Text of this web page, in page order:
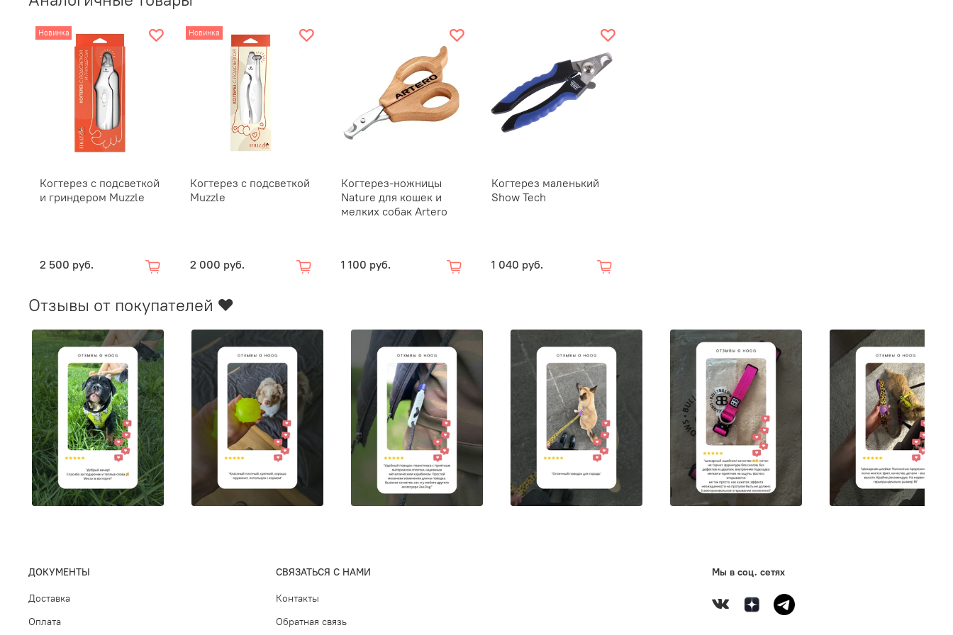
После стрижки когтей, используйте пилку для окончательной
обработки.
остановилось через 2 минуты, обратитесь к ветеринарному
Размеры: 30 х 13 х 3 см
«Transgroom», которая на сегодняшний день является одним из
ведущих производителей профессиональных товаров для ухода
за домашними животными. Show Tech - это расчески и щетки
для груминга, средства гигиенического ухода и
профессиональная косметика для шерсти, специальные
средства для подготовки питомцев к выставке, аксессуары для
груминг-салонов и многое другое.
Новинка
Когтерез с подсветкой
и гриндером Muzzle
2 500 руб.
Новинка
Когтерез с подсветкой
Muzzle
2 000 руб.
Когтерез-ножницы
Nature для кошек и
мелких собак Artero
1 100 руб.
Когтерез маленький
Show Tech
1 040 руб.
Отзывы от покупателей ❤️
ДОКУМЕНТЫ
Доставка
Оплата
СВЯЗАТЬСЯ С НАМИ
Контакты
Обратная связь
Мы в соц. сетях